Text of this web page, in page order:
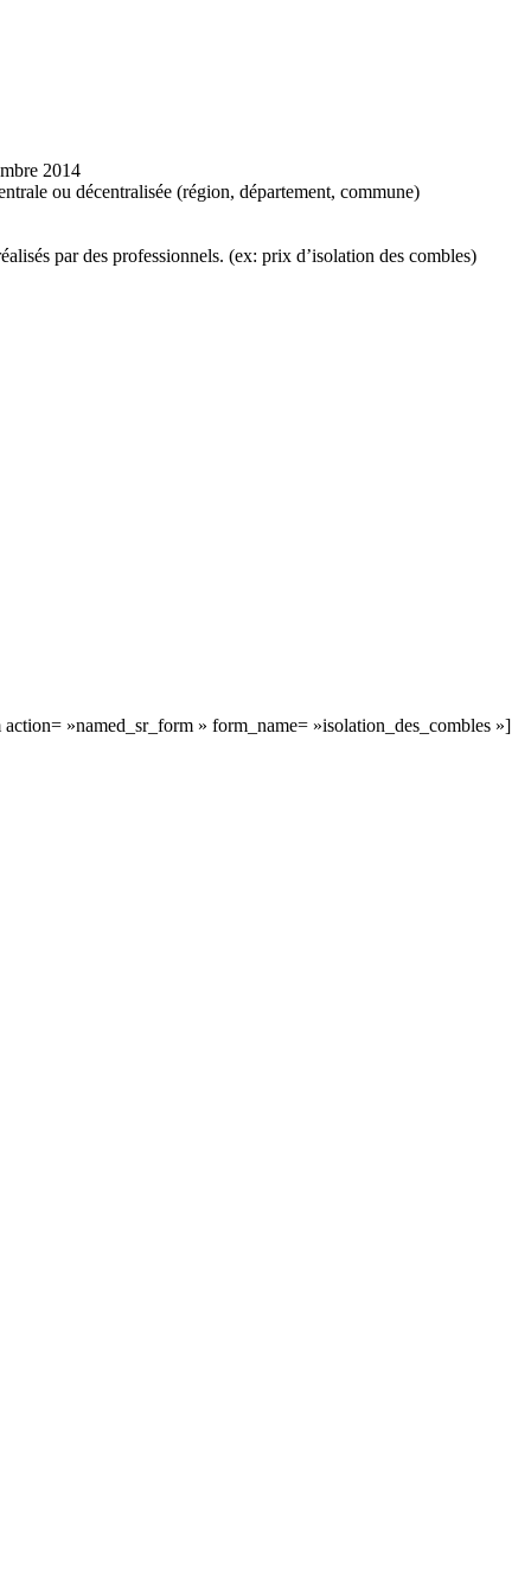
2014
ou décentralisée (région, département, commune)
par des professionnels. (ex: prix d’isolation des combles)
action= »named_sr_form » form_name= »isolation_des_combles »]